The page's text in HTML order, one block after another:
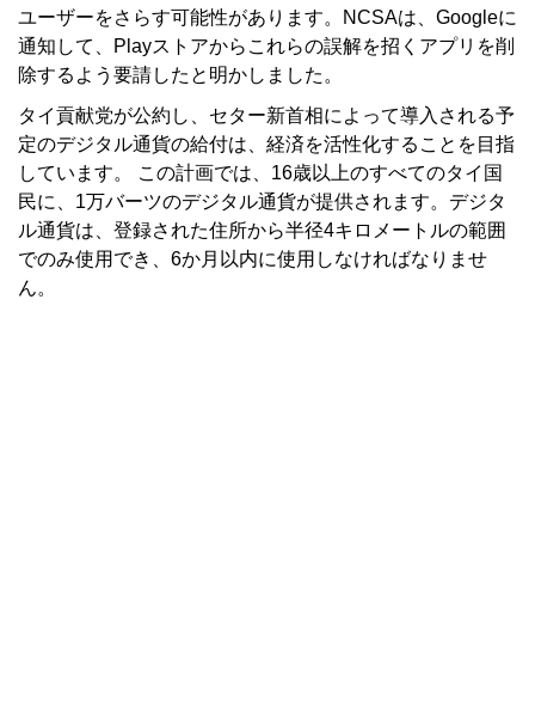
ユーザーをさらす可能性があります。NCSAは、Googleに
通知して、Playストアからこれらの誤解を招くアプリを削
除するよう要請したと明かしました。
タイ貢献党が公約し、セター新首相によって導入される予
定のデジタル通貨の給付は、経済を活性化することを目指
しています。 この計画では、16歳以上のすべてのタイ国
民に、1万バーツのデジタル通貨が提供されます。デジタ
ル通貨は、登録された住所から半径4キロメートルの範囲
でのみ使用でき、6か月以内に使用しなければなりませ
ん。